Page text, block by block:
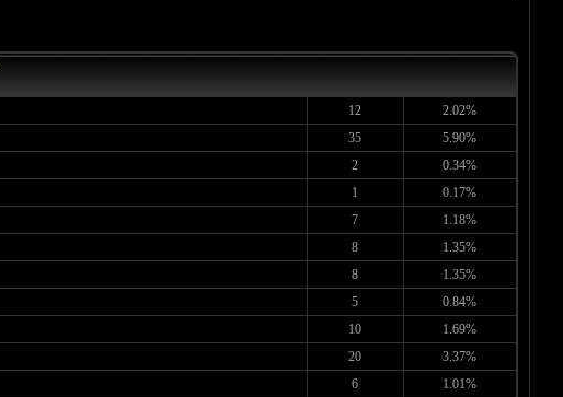
12
2.02%
35
5.90%
2
0.34%
1
0.17%
7
1.18%
8
1.35%
8
1.35%
5
0.84%
10
1.69%
20
3.37%
6
1.01%